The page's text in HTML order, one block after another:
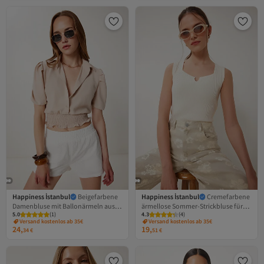
Happiness İstanbul
Beigefarbene
Damenbluse mit Ballonärmeln aus
Leinen, kurz geschnitten, TP00081
5.0 (1)
Versand kostenlos ab 35€
24,34€
Happiness İstanbul
Cremefarbene
ärmellose Sommer-Strickbluse für
Damen MT00157
4.3 (4)
Versand kostenlos ab 35€
19,51€